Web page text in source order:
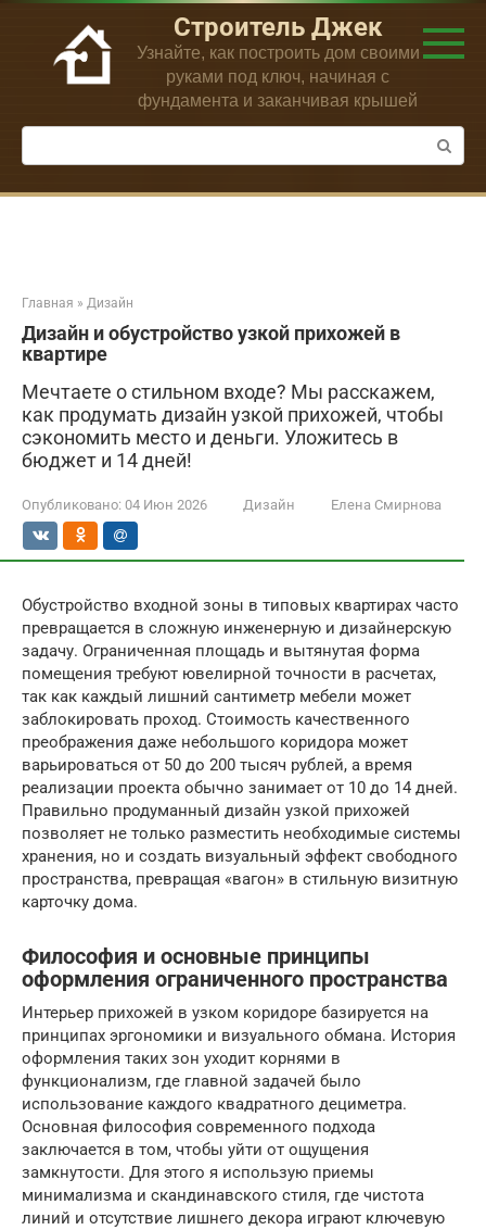
Перейти
контенту
Строитель Джек
Узнайте, как построить дом своими
руками под ключ, начиная с
фундамента и заканчивая крышей
Поиск:
Главная » Дизайн
Дизайн и обустройство узкой прихожей в
квартире
Мечтаете о стильном входе? Мы расскажем,
как продумать дизайн узкой прихожей, чтобы
сэкономить место и деньги. Уложитесь в
бюджет и 14 дней!
Опубликовано: 04 Июн 2026 Дизайн Елена Смирнова
Обустройство входной зоны в типовых квартирах часто
превращается в сложную инженерную и дизайнерскую
задачу. Ограниченная площадь и вытянутая форма
помещения требуют ювелирной точности в расчетах,
так как каждый лишний сантиметр мебели может
заблокировать проход. Стоимость качественного
преображения даже небольшого коридора может
варьироваться от 50 до 200 тысяч рублей, а время
реализации проекта обычно занимает от 10 до 14 дней.
Правильно продуманный дизайн узкой прихожей
позволяет не только разместить необходимые системы
хранения, но и создать визуальный эффект свободного
пространства, превращая «вагон» в стильную визитную
карточку дома.
Философия и основные принципы
оформления ограниченного пространства
Интерьер прихожей в узком коридоре базируется на
принципах эргономики и визуального обмана. История
оформления таких зон уходит корнями в
функционализм, где главной задачей было
использование каждого квадратного дециметра.
Основная философия современного подхода
заключается в том, чтобы уйти от ощущения
замкнутости. Для этого я использую приемы
минимализма и скандинавского стиля, где чистота
линий и отсутствие лишнего декора играют ключевую